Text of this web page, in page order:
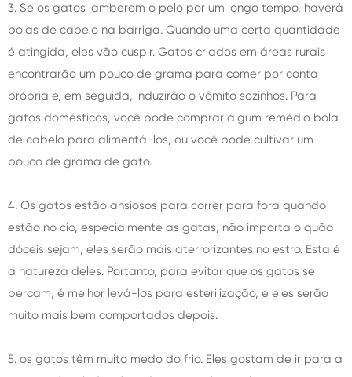
3. Se os gatos lamberem o pelo por um longo tempo, haverá
bolas de cabelo na barriga. Quando uma certa quantidade
é atingida, eles vão cuspir. Gatos criados em áreas rurais
encontrarão um pouco de grama para comer por conta
própria e, em seguida, induzirão o vômito sozinhos. Para
gatos domésticos, você pode comprar algum remédio bola
de cabelo para alimentá-los, ou você pode cultivar um
pouco de grama de gato.
4. Os gatos estão ansiosos para correr para fora quando
estão no cio, especialmente as gatas, não importa o quão
dóceis sejam, eles serão mais aterrorizantes no estro. Esta é
a natureza deles. Portanto, para evitar que os gatos se
percam, é melhor levá-los para esterilização, e eles serão
muito mais bem comportados depois.
5. os gatos têm muito medo do frio. Eles gostam de ir para a